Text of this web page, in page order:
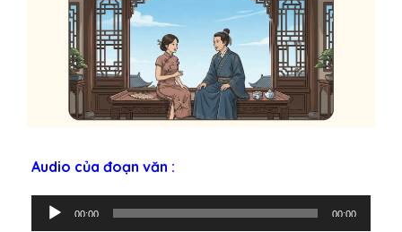
Audio của đoạn văn :
r
00:00 00:00